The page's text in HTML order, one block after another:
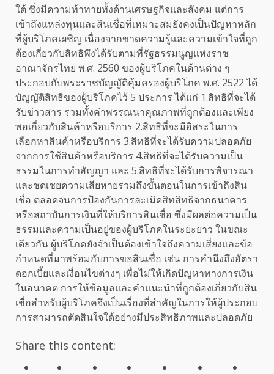
ใต้ ซึ่งมีความท้าทายทั้งด้านเศรษฐกิจและสังคม แต่การ
เข้าถึงแหล่งทุนและสินเชื่อที่เหมาะสมยังคงเป็นปัญหาหลัก
ที่ผู้บริโภคเผชิญ เนื่องจากขาดความรู้และความเข้าใจที่ถูก
ต้องเกี่ยวกับสิทธิพึงได้รับตามที่รัฐธรรมนูญแห่งราช
อาณาจักรไทย พ.ศ. 2560 ของผู้บริโภคในด้านต่าง ๆ
ประกอบกับพระราชบัญญัติคุ้มครองผู้บริโภค พ.ศ. 2522 ได้
บัญญัติสิทธิของผู้บริโภคไว้ 5 ประการ ได้แก่ 1.สิทธิที่จะได้
รับข่าวสาร รวมทั้งคำพรรณนาคุณภาพที่ถูกต้องและเพียง
พอเกี่ยวกับสินค้าหรือบริการ 2.สิทธิที่จะมีอิสระในการ
เลือกหาสินค้าหรือบริการ 3.สิทธิที่จะได้รับความปลอดภัย
จากการใช้สินค้าหรือบริการ 4.สิทธิที่จะได้รับความเป็น
ธรรมในการทำสัญญา และ 5.สิทธิที่จะได้รับการพิจารณา
และชดเชยความเสียหายรวมถึงขั้นตอนในการเข้าถึงสิน
เชื่อ ตลอดจนการป้องกันการละเมิดสิทสิทธิจากธนาคาร
หรือสถาบันการเงินที่ให้บริการสินเชื่อ ซึ่งมีผลต่อความเป็น
ธรรมและความเป็นอยู่ของผู้บริโภคในระยะยาว ในขณะ
เดียวกัน ผู้บริโภคยังจำเป็นต้องเข้าใจถึงความเสี่ยงและข้อ
กำหนดที่มาพร้อมกับการขอสินเชื่อ เช่น การคำนึงถึงอัตรา
ดอกเบี้ยและเงื่อนไขต่างๆ เพื่อไม่ให้เกิดปัญหาทางการเงิน
ในอนาคต การให้ข้อมูลและคำแนะนำที่ถูกต้องเกี่ยวกับสิน
เชื่อสำหรับผู้บริโภคจึงเป็นเรื่องที่สำคัญในการให้ผู้ประกอบ
การสามารถตัดสินใจใด้อย่างมีประสิทธิภาพและปลอดภัย
Share this content: